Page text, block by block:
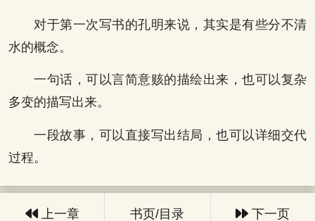
对于第一次写书的孔明来说，其实是有些分不清
水的概念。
一句话，可以言简意赅的描绘出来，也可以复杂
多变的描写出来。
一段故事，可以直接写出结局，也可以详细交代
过程。
上一章 书页/目录 下一页